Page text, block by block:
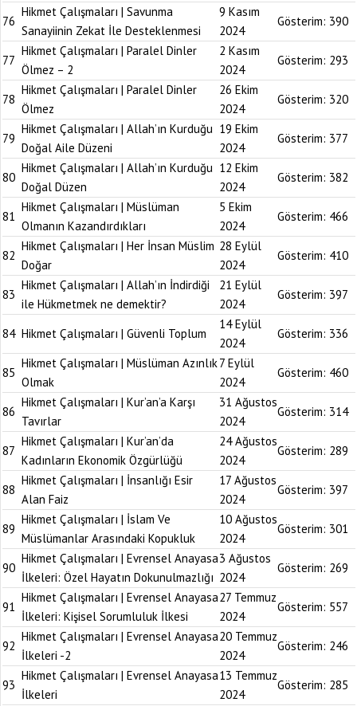
76
Hikmet Çalışmaları | Savunma
Sanayiinin Zekat İle Desteklenmesi
9 Kasım
2024
Gösterim: 390
77
Hikmet Çalışmaları | Paralel Dinler
Ölmez – 2
2 Kasım
2024
Gösterim: 293
78
Hikmet Çalışmaları | Paralel Dinler
Ölmez
26 Ekim
2024
Gösterim: 320
79
Hikmet Çalışmaları | Allah’ın Kurduğu
Doğal Aile Düzeni
19 Ekim
2024
Gösterim: 377
80
Hikmet Çalışmaları | Allah’ın Kurduğu
Doğal Düzen
12 Ekim
2024
Gösterim: 382
81
Hikmet Çalışmaları | Müslüman
Olmanın Kazandırdıkları
5 Ekim
2024
Gösterim: 466
82
Hikmet Çalışmaları | Her İnsan Müslim
Doğar
28 Eylül
2024
Gösterim: 410
83
Hikmet Çalışmaları | Allah’ın İndirdiği
ile Hükmetmek ne demektir?
21 Eylül
2024
Gösterim: 397
84 Hikmet Çalışmaları | Güvenli Toplum
14 Eylül
2024
Gösterim: 336
85
Hikmet Çalışmaları | Müslüman Azınlık
Olmak
7 Eylül
2024
Gösterim: 460
86
Hikmet Çalışmaları | Kur’an’a Karşı
Tavırlar
31 Ağustos
2024
Gösterim: 314
87
Hikmet Çalışmaları | Kur’an’da
Kadınların Ekonomik Özgürlüğü
24 Ağustos
2024
Gösterim: 289
88
Hikmet Çalışmaları | İnsanlığı Esir
Alan Faiz
17 Ağustos
2024
Gösterim: 397
89
Hikmet Çalışmaları | İslam Ve
Müslümanlar Arasındaki Kopukluk
10 Ağustos
2024
Gösterim: 301
90
Hikmet Çalışmaları | Evrensel Anayasa
İlkeleri: Özel Hayatın Dokunulmazlığı
3 Ağustos
2024
Gösterim: 269
91
Hikmet Çalışmaları | Evrensel Anayasa
İlkeleri: Kişisel Sorumluluk İlkesi
27 Temmuz
2024
Gösterim: 557
92
Hikmet Çalışmaları | Evrensel Anayasa
İlkeleri -2
20 Temmuz
2024
Gösterim: 246
93
Hikmet Çalışmaları | Evrensel Anayasa
İlkeleri
13 Temmuz
2024
Gösterim: 285